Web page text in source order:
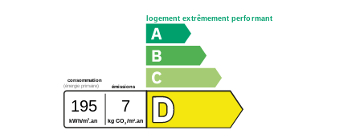
logement extrêmement performant
consommation
émissions
(énergie primaire)
195 7
kWh/m2.an kg CO2 /m2 .an